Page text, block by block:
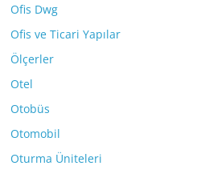
Ofis Dwg
Ofis ve Ticari Yapılar
Ölçerler
Otel
Otobüs
Otomobil
Oturma Üniteleri